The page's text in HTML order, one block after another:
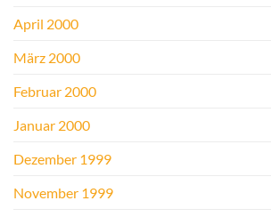
April 2000
März 2000
Februar 2000
Januar 2000
Dezember 1999
November 1999